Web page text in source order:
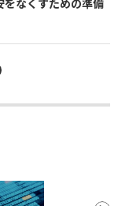
をなくすための準備